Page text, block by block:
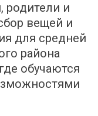
родители и
вещей и
для средней
района
обучаются